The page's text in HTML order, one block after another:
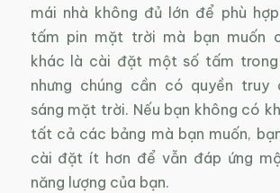
mái nhà không đủ lớn để phù
tấm pin mặt trời mà bạn muốn
khác là cài đặt một số tấm trong
nhưng chúng cần có quyền truy
sáng mặt trời. Nếu bạn không có
tất cả các bảng mà bạn muốn,
cài đặt ít hơn để vẫn đáp ứng
năng lượng của bạn.